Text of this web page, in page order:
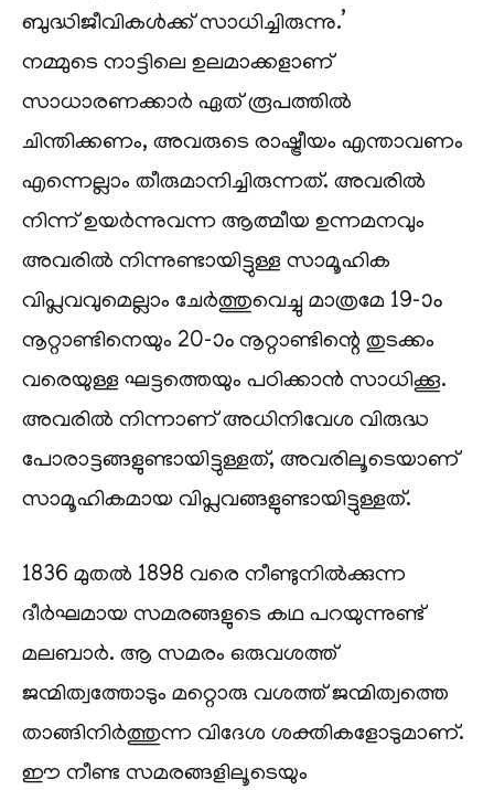
ബുദ്ധിജീവികൾക്ക് സാധിച്ചിരുന്നു.’
നമ്മുടെ നാട്ടിലെ ഉലമാക്കളാണ്
സാധാരണക്കാർ ഏത് രൂപത്തിൽ
ചിന്തിക്കണം, അവരുടെ രാഷ്ട്രീയം എന്താവണം
എന്നെല്ലാം തീരുമാനിച്ചിരുന്നത്. അവരിൽ
നിന്ന് ഉയർന്നുവന്ന ആത്മീയ ഉന്നമനവും
അവരിൽ നിന്നുണ്ടായിട്ടുള്ള സാമൂഹിക
വിപ്ലവവുമെല്ലാം ചേർത്തുവെച്ചു മാത്രമേ 19-ാം
നൂറ്റാണ്ടിനെയും 20-ാം നൂറ്റാണ്ടിന്റെ തുടക്കം
വരെയുള്ള ഘട്ടത്തെയും പഠിക്കാൻ സാധിക്കൂ.
അവരിൽ നിന്നാണ് അധിനിവേശ വിരുദ്ധ
പോരാട്ടങ്ങളുണ്ടായിട്ടുള്ളത്, അവരിലൂടെയാണ്
സാമൂഹികമായ വിപ്ലവങ്ങളുണ്ടായിട്ടുള്ളത്.
1836 മുതൽ 1898 വരെ നീണ്ടുനിൽക്കുന്ന
ദീർഘമായ സമരങ്ങളുടെ കഥ പറയുന്നുണ്ട്
മലബാർ. ആ സമരം ഒരുവശത്ത്
ജന്മിത്വത്തോടും മറ്റൊരു വശത്ത് ജന്മിത്വത്തെ
താങ്ങിനിർത്തുന്ന വിദേശ ശക്തികളോടുമാണ്.
ഈ നീണ്ട സമരങ്ങളിലൂടെയും